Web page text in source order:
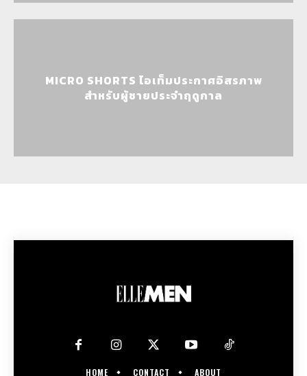
MICRO SHORTS ไอเท็มประกาศอิสรภาพ
สำหรับผู้ชายประจำฤดูกาล
HOME CONTACT ABOUT